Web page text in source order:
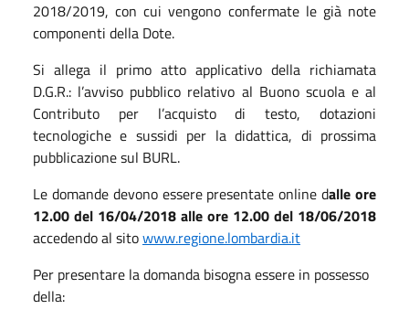
2018/2019, con cui vengono confermate le già note
componenti della Dote.
Si allega il primo atto applicativo della richiamata
D.G.R.: l’avviso pubblico relativo al Buono scuola e al
Contributo per l’acquisto di testo, dotazioni
tecnologiche e sussidi per la didattica, di prossima
pubblicazione sul BURL.
Le domande devono essere presentate online dalle ore
12.00 del 16/04/2018 alle ore 12.00 del 18/06/2018
accedendo al sitowww.regione.lombardia.it
Per presentare la domanda bisogna essere in possesso
della: